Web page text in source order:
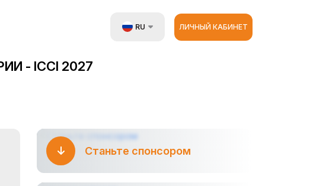
RU ЛИЧНЫЙ КАБИНЕТ
- ICCI 2027
Станьте спонсором